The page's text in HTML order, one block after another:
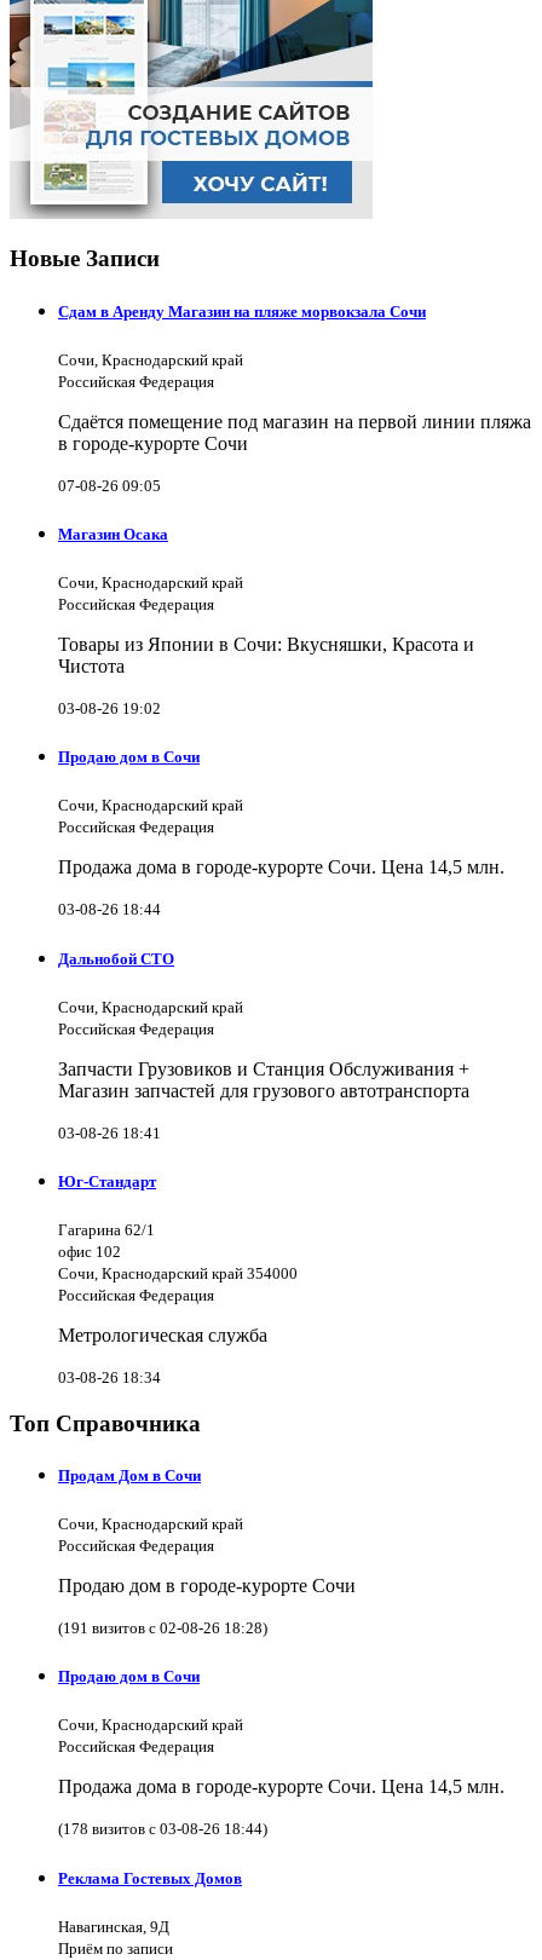
Новые Записи
Сдам в Аренду Магазин на пляже морвокзала Сочи
Сочи, Краснодарский край
Российская Федерация
Сдаётся помещение под магазин на первой линии пляжа
в городе-курорте Сочи
07-08-26 09:05
Магазин Осака
Сочи, Краснодарский край
Российская Федерация
Товары из Японии в Сочи: Вкусняшки, Красота и
Чистота
03-08-26 19:02
Продаю дом в Сочи
Сочи, Краснодарский край
Российская Федерация
Продажа дома в городе-курорте Сочи. Цена 14,5 млн.
03-08-26 18:44
Дальнобой СТО
Сочи, Краснодарский край
Российская Федерация
Запчасти Грузовиков и Станция Обслуживания +
Магазин запчастей для грузового автотранспорта
03-08-26 18:41
Юг-Стандарт
Гагарина 62/1
офис 102
Сочи, Краснодарский край 354000
Российская Федерация
Метрологическая служба
03-08-26 18:34
Топ Справочника
Продам Дом в Сочи
Сочи, Краснодарский край
Российская Федерация
Продаю дом в городе-курорте Сочи
(191 визитов с 02-08-26 18:28)
Продаю дом в Сочи
Сочи, Краснодарский край
Российская Федерация
Продажа дома в городе-курорте Сочи. Цена 14,5 млн.
(178 визитов с 03-08-26 18:44)
Реклама Гостевых Домов
Навагинская, 9Д
Приём по записи